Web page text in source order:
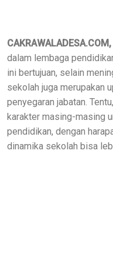
CAKRAWALADESA.COM,
dalam lembaga
ini bertujuan, selain
sekolah juga merupakan
penyegaran jabatan.
karakter masing-masing
pendidikan, dengan
dinamika sekolah bisa